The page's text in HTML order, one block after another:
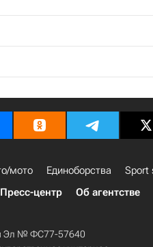
мото Единоборства Sport
Пресс-центр Об агентстве
Эл № ФС77-57640